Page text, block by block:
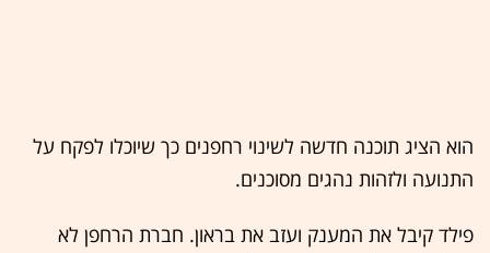
הוא הציג תוכנה חדשה לשינוי רחפנים כך שיוכלו לפקח על
התנועה ולזהות נהגים מסוכנים.
פילד קיבל את המענק ועזב את בראון. חברת הרחפן לא